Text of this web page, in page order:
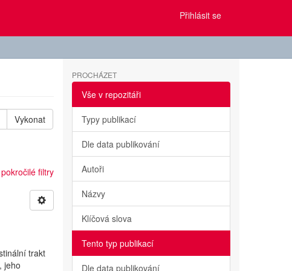
Přihlásit se
Vykonat
filtry
trakt
jeho
PROCHÁZET
Vše v repozitáři
Typy publikací
Dle data publikování
Autoři
Názvy
Klíčová slova
Tento typ publikací
Dle data publikování